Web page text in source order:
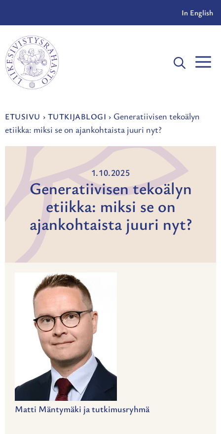
In English
ETUSIVU › TUTKIJABLOGI › Generatiivisen tekoälyn
etiikka: miksi se on ajankohtaista juuri nyt?
1.10.2025
Generatiivisen tekoälyn
etiikka: miksi se on
ajankohtaista juuri nyt?
Matti Mäntymäki ja tutkimusryhmä